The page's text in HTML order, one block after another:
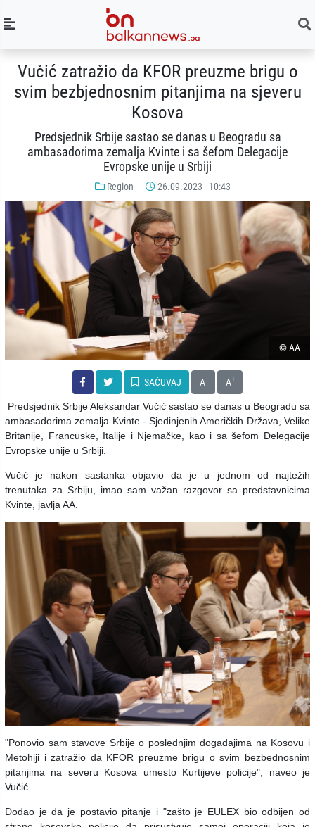
Vučić zatražio da KFOR preuzme brigu o
svim bezbjednosnim pitanjima na sjeveru
Kosova
Predsjednik Srbije sastao se danas u Beogradu sa
ambasadorima zemalja Kvinte i sa šefom Delegacije
Evropske unije u Srbiji
Region 26.09.2023 - 10:43
© AA
SAČUVAJ A- A+
Predsjednik Srbije Aleksandar Vučić sastao se danas u Beogradu sa
ambasadorima zemalja Kvinte - Sjedinjenih Američkih Država, Velike
Britanije, Francuske, Italije i Njemačke, kao i sa šefom Delegacije
Evropske unije u Srbiji.
Vučić je nakon sastanka objavio da je u jednom od najtežih
trenutaka za Srbiju, imao sam važan razgovor sa predstavnicima
Kvinte, javlja AA.
"Ponovio sam stavove Srbije o poslednjim događajima na Kosovu i
Metohiji i zatražio da KFOR preuzme brigu o svim bezbednosnim
pitanjima na severu Kosova umesto Kurtijeve policije", naveo je
Vučić.
Dodao je da je postavio pitanje i "zašto je EULEX bio odbijen od